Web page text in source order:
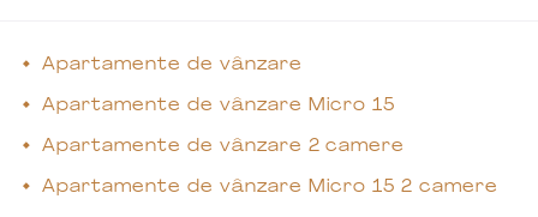
Apartamente de vânzare
Apartamente de vânzare Micro 15
Apartamente de vânzare 2 camere
Apartamente de vânzare Micro 15 2 camere